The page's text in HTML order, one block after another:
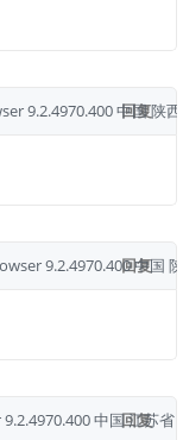
回复
9.2.4970.400中国 陕
回复
9.2.4970.400中国
回复
中国 江苏省